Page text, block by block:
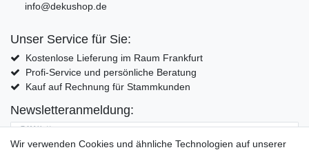
info@dekushop.de
Unser Service für Sie:
Kostenlose Lieferung im Raum Frankfurt
Profi-Service und persönliche Beratung
Kauf auf Rechnung für Stammkunden
Newsletteranmeldung:
E-MAIL **
Wir verwenden Cookies und ähnliche Technologien auf unserer